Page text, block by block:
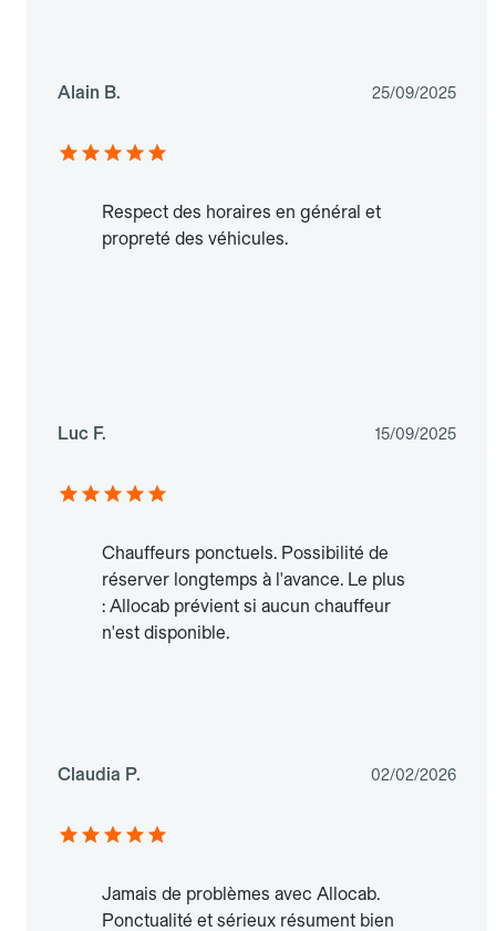
Alain B. 25/09/2025
Respect des horaires en général et
propreté des véhicules.
Luc F. 15/09/2025
Chauffeurs ponctuels. Possibilité de
réserver longtemps à l'avance. Le plus
: Allocab prévient si aucun chauffeur
n'est disponible.
Claudia P. 02/02/2026
Jamais de problèmes avec Allocab.
Ponctualité et sérieux résument bien